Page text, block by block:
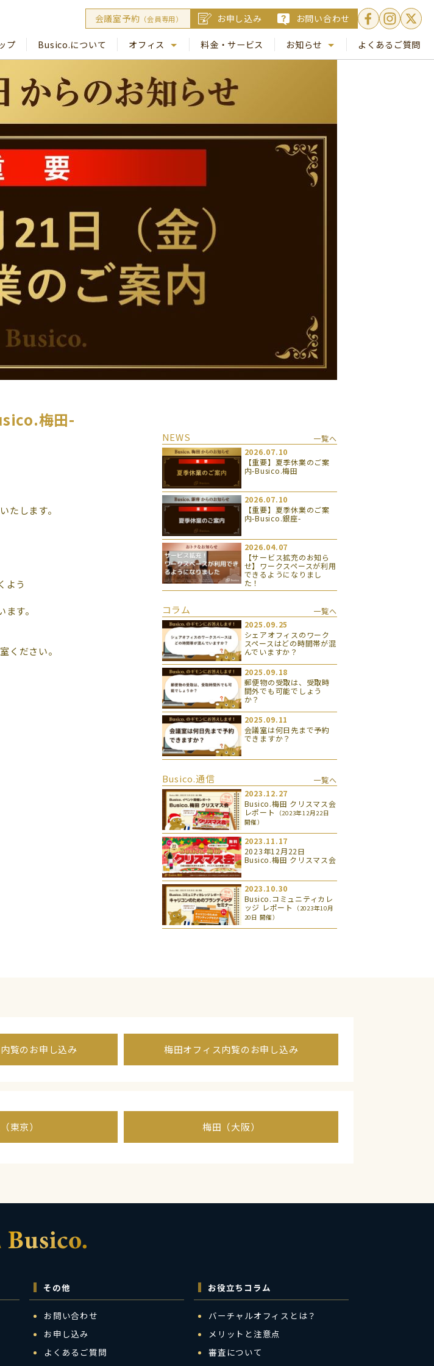
会議室予約 （会員専用） お申し込み お問い合わせ
プ Busico.について
オフィス
Busico. 梅田
料金・サービス
お知らせ
Busico.通信
よくあるご質問
梅田-
たします。
よう
す。
ください。
NEWS
一覧へ
2026.07.10
【重要】夏季休業のご案
内-Busico.梅田
2026.07.10
【重要】夏季休業のご案
内-Busico.銀座-
2026.04.07
【サービス拡充のお知ら
せ】ワークスペースが利用
できるようになりまし
た！
コラム
一覧へ
2025.09.25
シェアオフィスのワーク
スペースはどの時間帯が混
んでいますか？
2025.09.18
郵便物の受取は、受取時
間外でも可能でしょう
か？
2025.09.11
会議室は何日先まで予約
できますか？
Busico.通信
一覧へ
2023.12.27
Busico.梅田 クリスマス会
レポート
（2023年12月22日
開催）
2023.11.17
2023年12月22日
Busico.梅田 クリスマス会
2023.10.30
Busico.コミュニティカレ
ッジ レポート
（2023年10月
20日 開催）
覧のお申し込み 梅田オフィス内覧のお申し込み
東京） 梅田（大阪）
その他
お問い合わせ
お申し込み
よくあるご質問
お役立ちコラム
バーチャルオフィスとは？
メリットと注意点
審査について